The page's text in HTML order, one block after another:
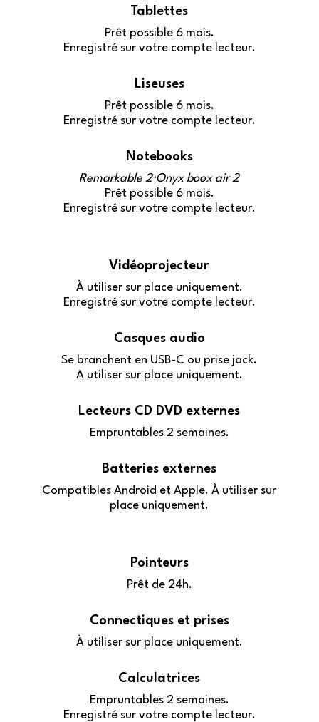
Tablettes
Prêt possible 6 mois.
Enregistré sur votre compte lecteur.
Liseuses
Prêt possible 6 mois.
Enregistré sur votre compte lecteur.
Notebooks
Remarkable 2⸱Onyx boox air 2
Prêt possible 6 mois.
Enregistré sur votre compte lecteur.
Vidéoprojecteur
À utiliser sur place uniquement.
Enregistré sur votre compte lecteur.
Casques audio
Se branchent en USB-C ou prise jack.
A utiliser sur place uniquement.
Lecteurs CD DVD externes
Empruntables 2 semaines.
Batteries externes
Compatibles Android et Apple. À utiliser sur
place uniquement.
Pointeurs
Prêt de 24h.
Connectiques et prises
À utiliser sur place uniquement.
Calculatrices
Empruntables 2 semaines.
Enregistré sur votre compte lecteur.